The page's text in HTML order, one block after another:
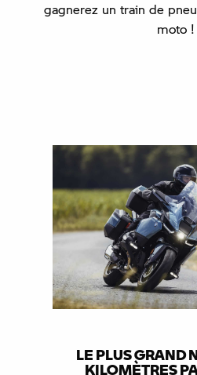
gagnerez un train de
moto !
LE PLUS GRAND
KILOMÈTRES